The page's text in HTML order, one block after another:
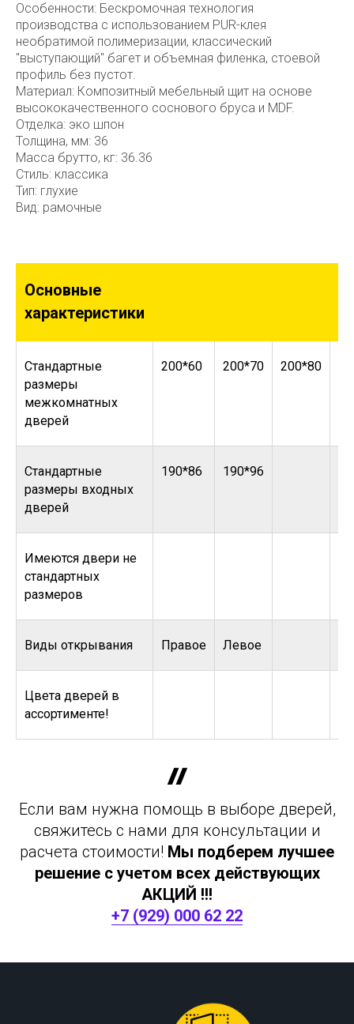
Особенности: Бескромочная технология
производства с использованием PUR-клея
необратимой полимеризации, классический
"выступающий" багет и объемная филенка, стоевой
профиль без пустот.
Материал: Композитный мебельный щит на основе
высококачественного соснового бруса и MDF.
Отделка: эко шпон
Толщина, мм: 36
Масса брутто, кг: 36.36
Стиль: классика
Тип: глухие
Вид: рамочные
Основные
характеристики
Стандартные
размеры
межкомнатных
дверей
200*60 200*70 200*80
Стандартные
размеры входных
дверей
190*86 190*96
Имеются двери не
стандартных
размеров
Виды открывания Правое Левое
Цвета дверей в
ассортименте!
Если вам нужна помощь в выборе дверей,
свяжитесь с нами для консультации и
расчета стоимости! Мы подберем лучшее
решение с учетом всех действующих
АКЦИЙ !!!
+7 (929) 000 62 22